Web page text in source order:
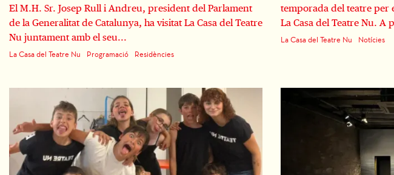
El M.H. Sr. Josep Rull i Andreu, president del Parlament
de la Generalitat de Catalunya, ha visitat La Casa del Teatre
Nu juntament amb el seu...
La Casa del Teatre Nu Programació Residències
temporada del teatre per
La Casa del Teatre Nu. A
La Casa del Teatre Nu Notícies